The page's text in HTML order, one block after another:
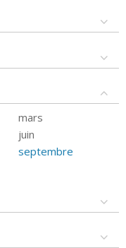
mars
juin
septembre